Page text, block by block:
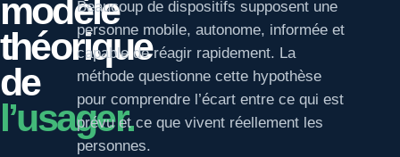
modèle
théorique
de
l’usager.
Beaucoup de dispositifs supposent une
personne mobile, autonome, informée et
capable de réagir rapidement. La
méthode questionne cette hypothèse
pour comprendre l’écart entre ce qui est
prévu et ce que vivent réellement les
personnes.